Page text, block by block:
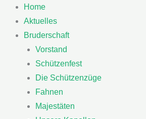
Inhalt
springen
Home
Aktuelles
Bruderschaft
Vorstand
Schützenfest
Die Schützenzüge
Fahnen
Majestäten